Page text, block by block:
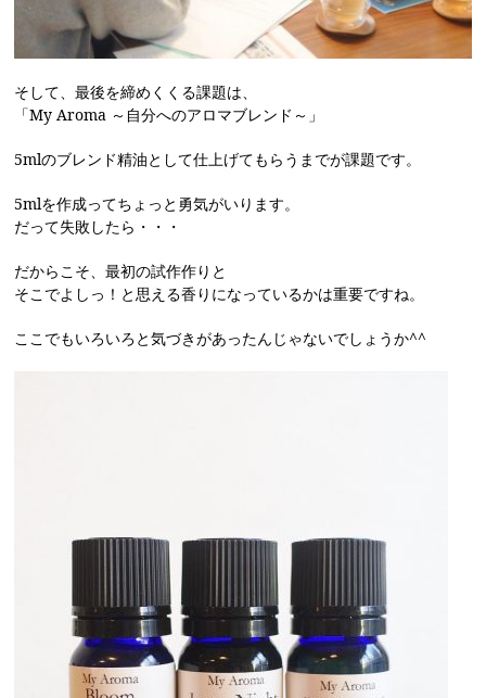
そして、最後を締めくくる課題は、
「My Aroma ～自分へのアロマブレンド～」
5mlのブレンド精油として仕上げてもらうまでが課題です。
5mlを作成ってちょっと勇気がいります。
だって失敗したら・・・
だからこそ、最初の試作作りと
そこでよしっ！と思える香りになっているかは重要ですね。
ここでもいろいろと気づきがあったんじゃないでしょうか^^